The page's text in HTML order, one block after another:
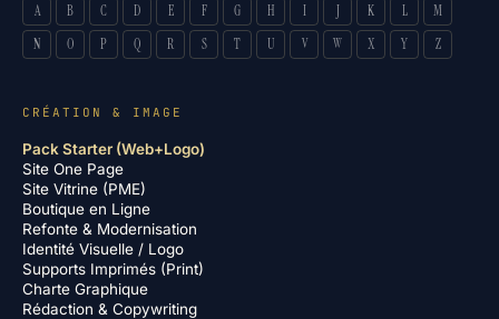
A B C D E F G H I J K L
M
N
O P Q R S T U V W X Y Z
CRÉATION & IMAGE
Pack Starter (Web+Logo)
Site One Page
Site Vitrine (PME)
Boutique en Ligne
Refonte & Modernisation
Identité Visuelle / Logo
Supports Imprimés (Print)
Charte Graphique
Rédaction & Copywriting